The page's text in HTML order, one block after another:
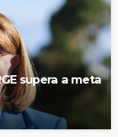
supera a meta